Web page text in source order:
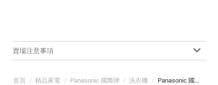
賣場注意事項
首頁 / 精品家電 / Panasonic 國際牌 / 洗衣機 / Panasonic 國際牌 NA-V170MDH-S 智慧聯網系列 17kg 滾筒洗衣機 炫亮銀